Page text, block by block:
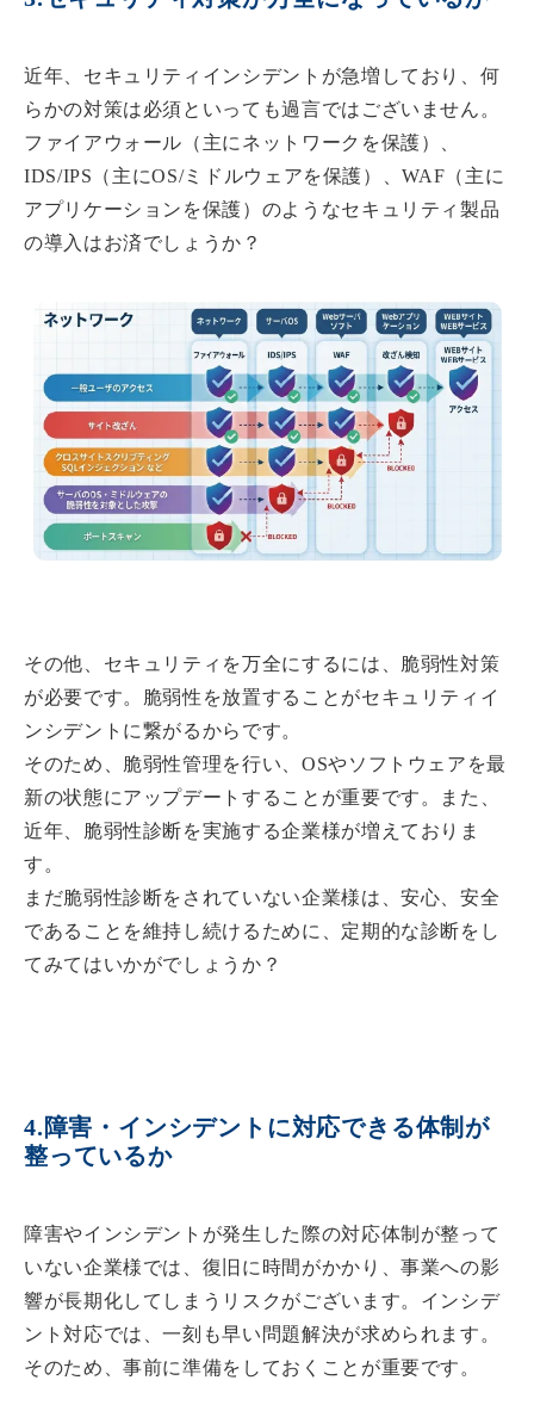
近年、セキュリティインシデントが急増しており、何
らかの対策は必須といっても過言ではございません。
ファイアウォール（主にネットワークを保護）、
IDS/IPS（主にOS/ミドルウェアを保護）、WAF（主に
アプリケーションを保護）のようなセキュリティ製品
の導入はお済でしょうか？
その他、セキュリティを万全にするには、脆弱性対策
が必要です。脆弱性を放置することがセキュリティイ
ンシデントに繋がるからです。
そのため、脆弱性管理を行い、OSやソフトウェアを最
新の状態にアップデートすることが重要です。また、
近年、脆弱性診断を実施する企業様が増えておりま
す。
まだ脆弱性診断をされていない企業様は、安心、安全
であることを維持し続けるために、定期的な診断をし
てみてはいかがでしょうか？
4.障害・インシデントに対応できる体制が
整っているか
障害やインシデントが発生した際の対応体制が整って
いない企業様では、復旧に時間がかかり、事業への影
響が長期化してしまうリスクがございます。インシデ
ント対応では、一刻も早い問題解決が求められます。
そのため、事前に準備をしておくことが重要です。